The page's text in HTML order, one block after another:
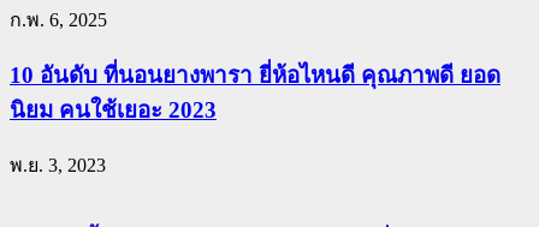
ก.พ. 6, 2025
10 อันดับ ที่นอนยางพารา ยี่ห้อไหนดี คุณภาพดี ยอด
นิยม คนใช้เยอะ 2023
พ.ย. 3, 2023